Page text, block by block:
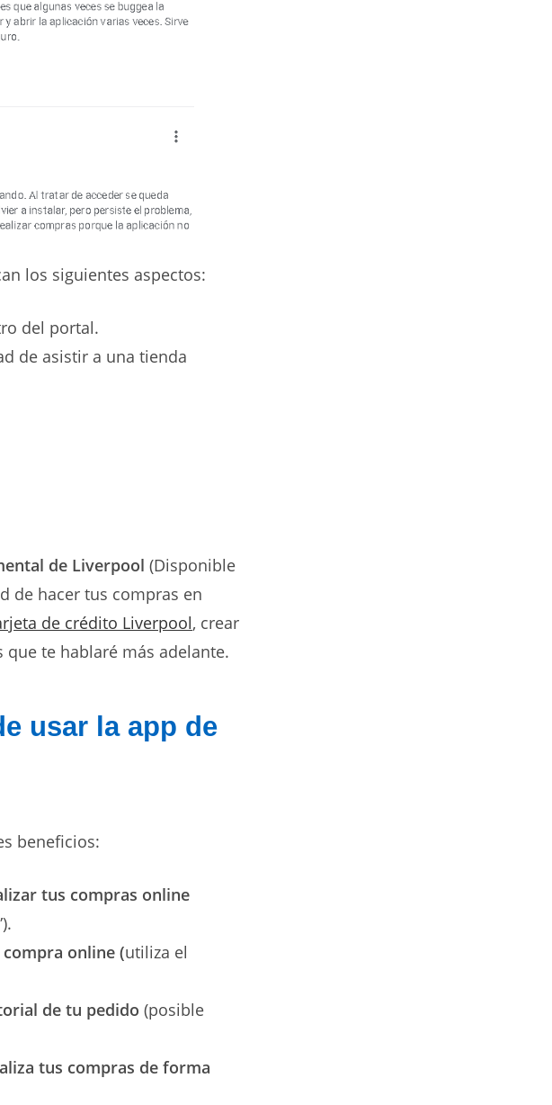
los siguientes aspectos:
del portal.
de asistir a una tienda
de Liverpool (Disponible
de hacer tus compras en
de crédito Liverpool, crear
te hablaré más adelante.
usar la app de
beneficios:
tus compras online
online (utiliza el
de tu pedido (posible
tus compras de forma